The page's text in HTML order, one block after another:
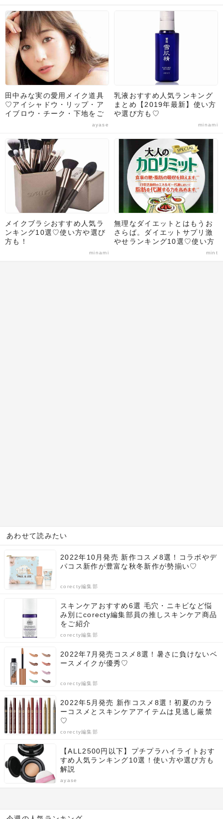
田中みな実の愛用メイク道具
♡アイシャドウ・リップ・ア
イブロウ・チーク・下地をご
ayase
乳液おすすめ人気ランキング
まとめ【2019年最新】使い方
や選び方も♡
minami
メイクブラシおすすめ人気ラ
ンキング10選♡使い方や選び
方も！
minami
無理なダイエットとはもうお
さらば。ダイエットサプリ激
やせランキング10選♡使い方
や選び方のポイントも解説！
mint
あわせて読みたい
2022年10月発売 新作コスメ8選！コラボやデ
パコス新作が豊富な秋冬新作が勢揃い♡
corecty編集部
スキンケアおすすめ6選 毛穴・ニキビなど悩
み別にcorecty編集部員の推しスキンケア商品
をご紹介
corecty編集部
2022年7月発売コスメ8選！暑さに負けないベ
ースメイクが優秀♡
corecty編集部
2022年5月発売 新作コスメ8選！初夏のカラ
ーコスメとスキンケアアイテムは見逃し厳禁
♡
corecty編集部
【ALL2500円以下】プチプラハイライトおす
すめ人気ランキング10選！使い方や選び方も
解説
ayase